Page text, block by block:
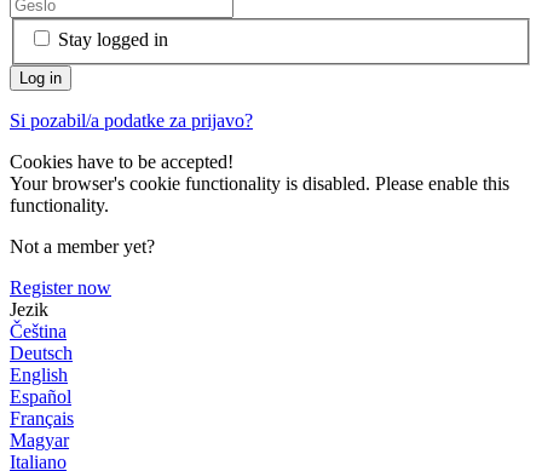
Stay logged in
Si pozabil/a podatke za prijavo?
Cookies have to be accepted!
Your browser's cookie functionality is disabled. Please enable this
functionality.
Not a member yet?
Register now
Jezik
Čeština
Deutsch
English
Español
Français
Magyar
Italiano